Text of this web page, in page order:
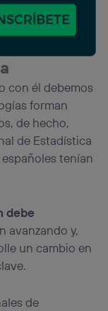
con él debemos
forman
de hecho,
de Estadística
españoles tenían
debe
avanzando y,
un cambio en
de
creado por tu
IP y otra
que utilizas
de internet, por
dispositivo y
el mismo
(p. ej., Wi-Fi),
de las
del hogar
en la
seleccionando
página web o